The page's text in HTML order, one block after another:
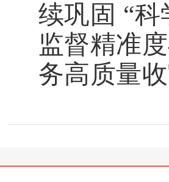
续巩固 “科
监督精准
务高质量收